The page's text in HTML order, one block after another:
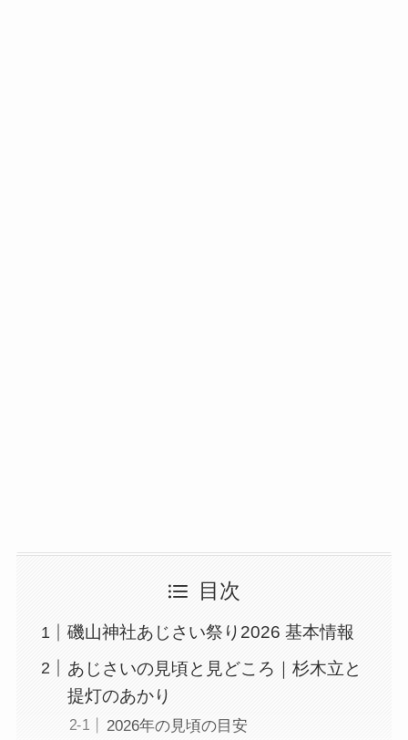
目次
磯山神社あじさい祭り2026 基本情報
あじさいの見頃と見どころ｜杉木立と
提灯のあかり
2026年の見頃の目安